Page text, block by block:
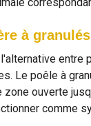
à
entre
Le poêle à
zone ouverte
comme